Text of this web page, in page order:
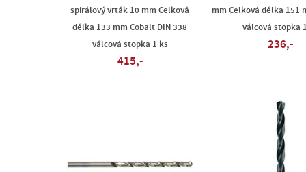
spirálový vrták 10 mm Celková
délka 133 mm Cobalt DIN 338
válcová stopka 1 ks
415,-
mm Celková délka 151
válcová stopka
236,-